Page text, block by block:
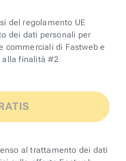
del regolamento UE
dei dati personali per
commerciali di Fastweb e
alla finalità #2
al trattamento dei dati